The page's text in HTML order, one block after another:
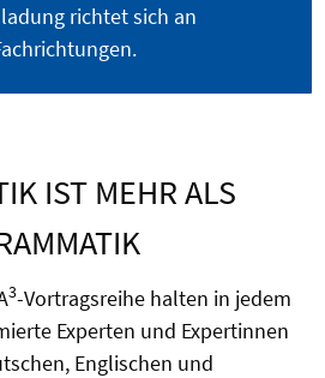
richtet sich an
IST MEHR ALS
3-Vortragsreihe halten in jedem
Experten und Expertinnen
Englischen und